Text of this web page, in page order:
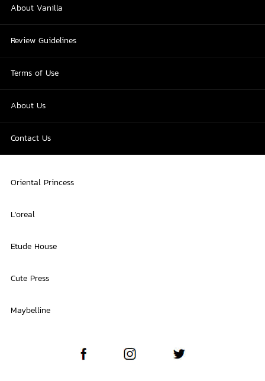
About Vanilla
Review Guidelines
Terms of Use
About Us
Contact Us
Oriental Princess
L'oreal
Etude House
Cute Press
Maybelline